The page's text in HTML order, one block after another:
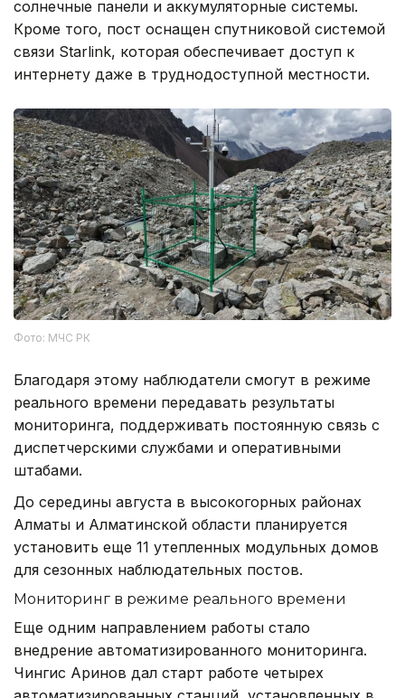
солнечные панели и аккумуляторные системы.
Кроме того, пост оснащен спутниковой системой
связи Starlink, которая обеспечивает доступ к
интернету даже в труднодоступной местности.
Фото: МЧС РК
Благодаря этому наблюдатели смогут в режиме
реального времени передавать результаты
мониторинга, поддерживать постоянную связь с
диспетчерскими службами и оперативными
штабами.
До середины августа в высокогорных районах
Алматы и Алматинской области планируется
установить еще 11 утепленных модульных домов
для сезонных наблюдательных постов.
Мониторинг в режиме реального времени
Еще одним направлением работы стало
внедрение автоматизированного мониторинга.
Чингис Аринов дал старт работе четырех